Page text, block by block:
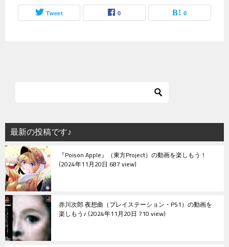
Tweet 0 0
最新の投稿です♪
『Poison Apple』（東方Project）の動画を楽しもう！
2024年11月20日 687 view
赤川次郎 夜想曲（プレイステーション・PS1）の動画を
楽しもう♪ 2024年11月20日 710 view